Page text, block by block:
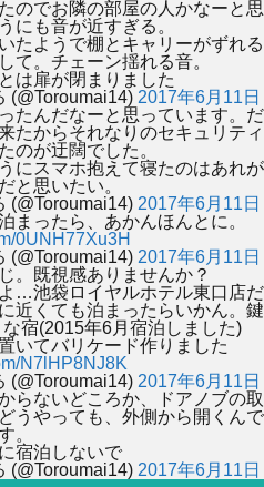
のでお隣の部屋の人かなーと思
にも音が近すぎる。
たようで棚とキャリーがずれる
て。チェーン揺れる音。
は扉が閉まりました
(@Toroumai14) 2017年6月11日
たんだなーと思っています。だ
たからそれなりのセキュリティ
のが迂闊でした。
にスマホ抱えて寝たのはあれが
と思いたい。
(@Toroumai14) 2017年6月11日
まったら、あかんほんとに。
0UNH77Xu3H
(@Toroumai14) 2017年6月11日
。既視感ありませんか？
…池袋ロイヤルホテル東口店だ
近くても泊まったらいかん。鍵
宿(2015年6月宿泊しました)
いてバリケード作りました
N7lHP8NJ8K
(@Toroumai14) 2017年6月11日
らないどころか、ドアノブの取
うやっても、外側から開くんで
。
宿泊しないで
(@Toroumai14) 2017年6月11日